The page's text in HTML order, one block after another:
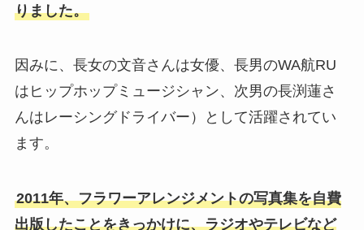
りました。
因みに、長女の文音さんは女優、長男のWA航RU
はヒップホップミュージシャン、次男の長渕蓮さ
んはレーシングドライバー）として活躍されてい
ます。
2011年、フラワーアレンジメントの写真集を自費
出版したことをきっかけに、ラジオやテレビなど